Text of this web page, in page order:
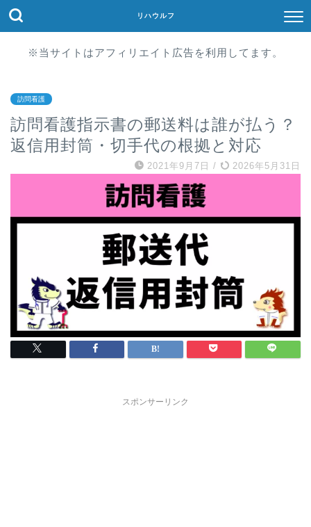
リハウルフ
※当サイトはアフィリエイト広告を利用してます。
訪問看護
訪問看護指示書の郵送料は誰が払う？
返信用封筒・切手代の根拠と対応
2021年9月7日 / 2026年5月31日
スポンサーリンク